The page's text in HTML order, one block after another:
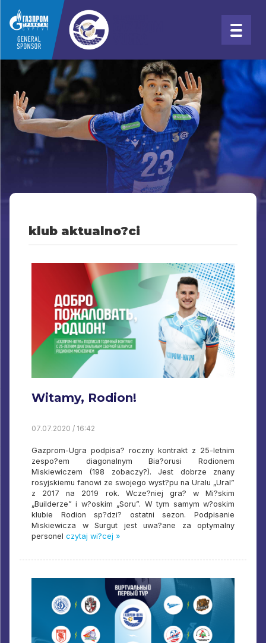
klub aktualno?ci
Witamy, Rodion!
07.07.2020 / 16:42
Gazprom-Ugra podpisa? roczny kontrakt z 25-letnim
zespo?em diagonalnym Bia?orusi Rodionem
Miskiewiczem (198 zobaczy?). Jest dobrze znany
rosyjskiemu fanowi ze swojego wyst?pu na Uralu „Ural”
z 2017 na 2019 rok. Wcze?niej gra? w Mi?skim
„Builderze” i w?oskim „Soru”. W tym samym w?oskim
klubie Rodion sp?dzi? ostatni sezon. Podpisanie
Miskiewicza w Surgut jest uwa?ane za optymalny
personel czytaj wi?cej »